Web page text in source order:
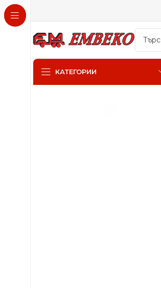
КАТЕГОРИИ